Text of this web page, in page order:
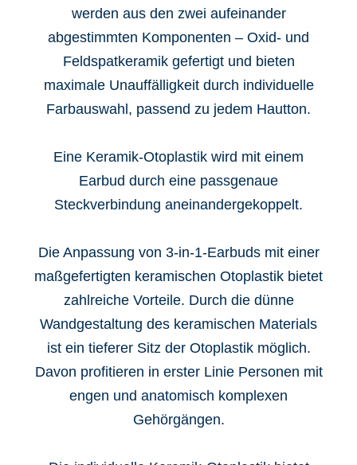
werden aus den zwei aufeinander
abgestimmten Komponenten – Oxid- und
Feldspatkeramik gefertigt und bieten
maximale Unauffälligkeit durch individuelle
Farbauswahl, passend zu jedem Hautton.
Eine Keramik-Otoplastik wird mit einem
Earbud durch eine passgenaue
Steckverbindung aneinandergekoppelt.
Die Anpassung von 3-in-1-Earbuds mit einer
maßgefertigten keramischen Otoplastik bietet
zahlreiche Vorteile. Durch die dünne
Wandgestaltung des keramischen Materials
ist ein tieferer Sitz der Otoplastik möglich.
Davon profitieren in erster Linie Personen mit
engen und anatomisch komplexen
Gehörgängen.